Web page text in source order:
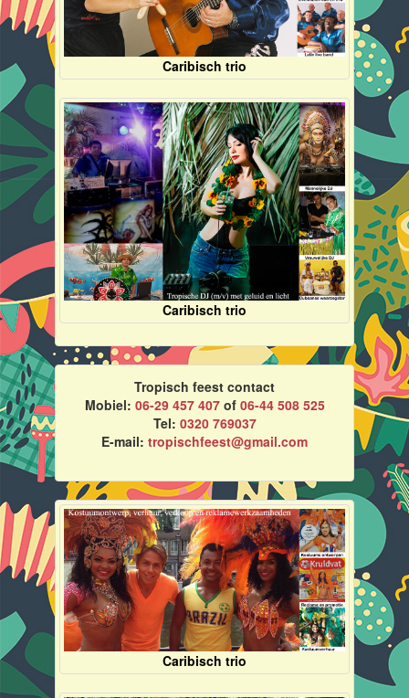
Caribisch trio
Caribisch trio
Tropisch feest contact
Mobiel: 06-29 457 407of 06-44 508 525
Tel: 0320 769037
E-mail: tropischfeest@gmail.com
Caribisch trio